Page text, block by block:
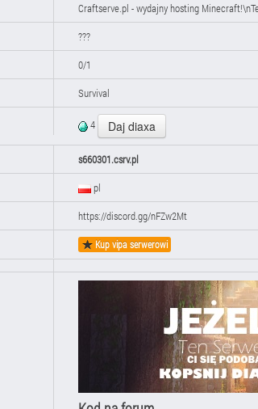
Craftserve.pl - wydajny hosting
???
0/1
Survival
4
s660301.csrv.pl
pl
https://discord.gg/nFZw2Mt
Kup vipa serwerowi